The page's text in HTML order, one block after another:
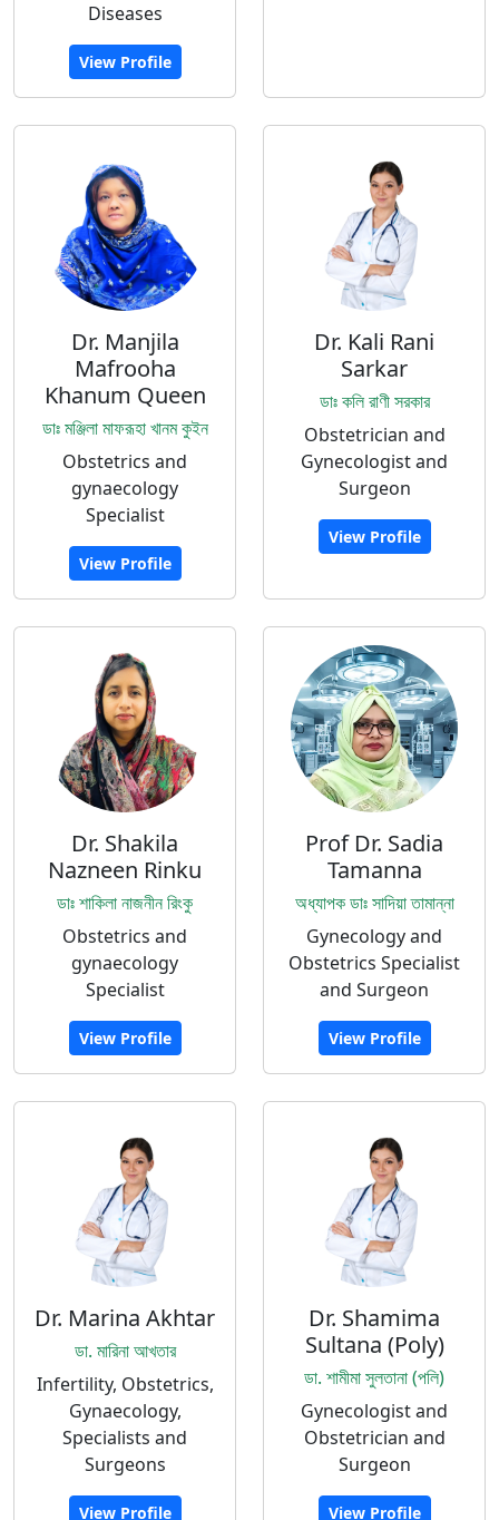
Diseases
View Profile
Dr. Manjila
Mafrooha
Khanum Queen
ডাঃ মঞ্জিলা মাফরূহা খানম কুইন
Obstetrics and
gynaecology
Specialist
View Profile
Dr. Kali Rani
Sarkar
ডাঃ কলি রাণী সরকার
Obstetrician and
Gynecologist and
Surgeon
View Profile
Dr. Shakila
Nazneen Rinku
ডাঃ শাকিলা নাজনীন রিংকু
Obstetrics and
gynaecology
Specialist
View Profile
Prof Dr. Sadia
Tamanna
অধ্যাপক ডাঃ সাদিয়া তামান্না
Gynecology and
Obstetrics Specialist
and Surgeon
View Profile
Dr. Marina Akhtar
ডা. মারিনা আখতার
Infertility, Obstetrics,
Gynaecology,
Specialists and
Surgeons
View Profile
Dr. Shamima
Sultana (Poly)
ডা. শামীমা সুলতানা (পলি)
Gynecologist and
Obstetrician and
Surgeon
View Profile